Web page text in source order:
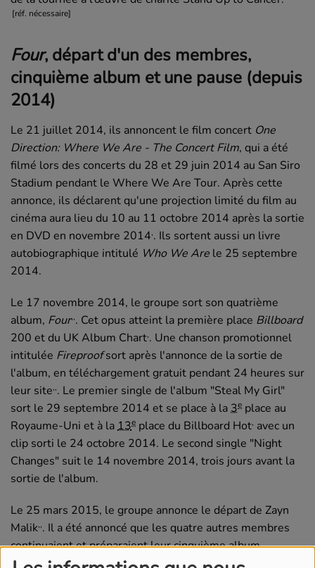
[réf. nécessaire]
Four, départ d'un des membres,
cinquième album et une pause (depuis
2014)
Le 21 juillet 2014, ils annoncent le film concert One
Direction: Where We Are - The Concert Film, qui a été
filmé lors des concerts du 28 et 29 juin 2014 au San Siro
Stadium pendant le Where We Are Tour. Après cette
annonce, ils déclarent qu'une projection limité du film au
cinéma aura lieu du 10 au 11 octobre 2014 après la sortie
en DVD en novembre 2014,. Ils sortent aussi un livre
autobiographique intitulé Who We Are le 25 septembre
2014.
Le 17 novembre 2014, le groupe sort son quatrième
album, Four,,. Cet opus atteint la première place Billboard
200 et du UK Album Chart,. Une chanson promotionnel
intitulée Fireproofsort après l'annonce de la sortie de
l'album, en téléchargement gratuit pendant 24 heures sur
leur site,,. Le premier single de l'album "Steal My Girl"
sort le 29 septembre 2014 et se place à la3e place au
Royaume-Uni et à la13e place du Billboard Hot, avec un
clip sorti le 24 octobre 2014. Le second single "Night
Changes" suit le 14 novembre 2014, trois jours avant la
sortie de l'album.
Le 25 mars 2015, le groupe annonce le départ de Zayn
Malik,,. Il a été annoncé que les quatre autres membres
continuaient et préparaient leur cinquième album.